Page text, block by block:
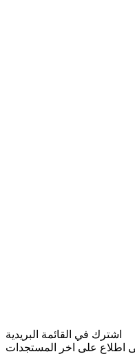
اشترك في القائمة البريدية
اطلاع على اخر المستجدات